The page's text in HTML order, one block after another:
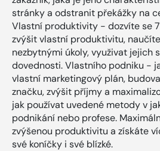
stránky a odstranit překážky na
Vlastní produktivity - dozvíte se
zvýšit vlastní produktivitu,
nezbytnými úkoly, využivat jejich
dovednosti. Vlastního podniku -
vlastní marketingový plán,
značku, zvýšit příjmy a
jak používat uvedené metody v
podnikání nebo profese.
zvýšenou produktivitu a získáte
své koníčky i své blízké.